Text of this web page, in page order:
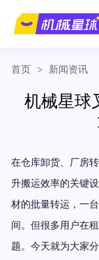
首页 > 新闻资讯
机械星球
在仓库卸货、厂房
升搬运效率的关键
材的批量转运，一
间。但很多用户在
题。今天就为大家